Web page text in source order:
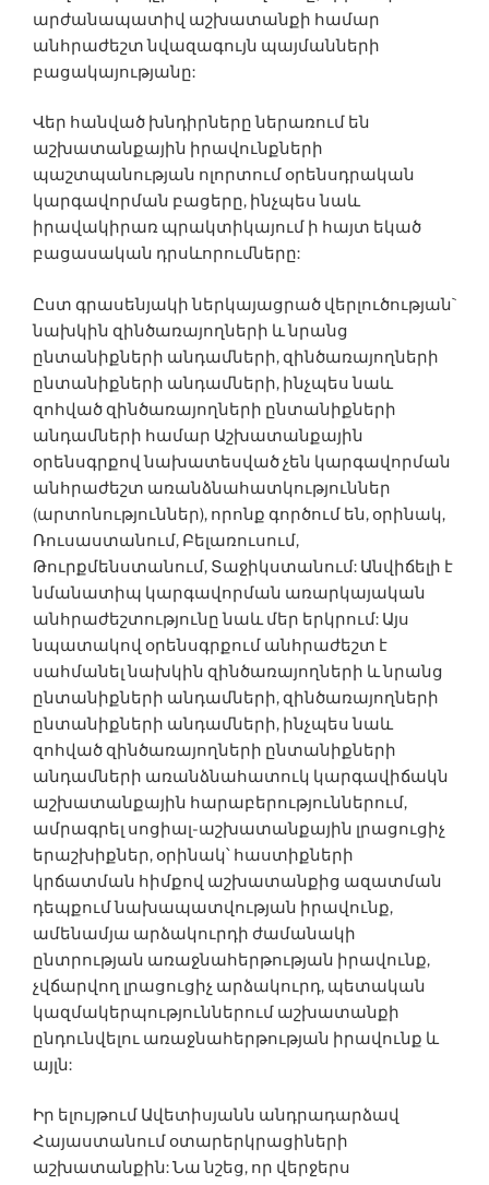
արժանապատիվ աշխատանքի համար
անհրաժեշտ նվազագույն պայմանների
բացակայությանը:
Վեր հանված խնդիրները ներառում են
աշխատանքային իրավունքների
պաշտպանության ոլորտում օրենսդրական
կարգավորման բացերը, ինչպես նաև
իրավակիրառ պրակտիկայում ի հայտ եկած
բացասական դրսևորումները:
Ըստ գրասենյակի ներկայացրած վերլուծության`
նախկին զինծառայողների և նրանց
ընտանիքների անդամ­ների, զինծառայողների
ընտանիքների անդամ­ների, ինչպես նաև
զոհված զինծառայողների ընտանիքների
անդամ­ների համար Աշխատանքային
օրենսգրքով նախատեսված չեն կարգավորման
անհրաժեշտ առանձնահատկություններ
(արտոնություններ), որոնք գործում են, օրինակ,
Ռուսաստանում, Բելառուսում,
Թուրքմենստանում, Տաջիկստանում: Անվիճելի է
նմանատիպ կարգավորման առարկայական
անհրաժեշտությունը նաև մեր երկրում: Այս
նպատակով օրենսգրքում անհրաժեշտ է
սահմանել նախկին զինծառայողների և նրանց
ընտանիքների անդամ­ների, զինծառայողների
ընտանիքների անդամ­ների, ինչպես նաև
զոհված զինծա­ռայողների ընտանիքների
անդամ­ների առանձնահատուկ կարգավիճակն
աշխատանքային հարաբերություններում,
ամրագրել սոցիալ-աշխատանքային լրացուցիչ
երաշխիքներ, օրինակ՝ հաստիքների
կրճատման հիմքով աշխատանքից ազատման
դեպքում նախապատվության իրավունք,
ամենամյա արձակուրդի ժամանակի
ընտրության առաջնահերթության իրավունք,
չվճարվող լրացուցիչ արձակուրդ, պետական
կազմակերպություններում աշխատանքի
ընդունվելու առաջնահերթության իրավունք և
այլն:
Իր ելույթում Ավետիսյանն անդրադարձավ
Հայաստանում օտարերկրացիների
աշխատանքին: Նա նշեց, որ վերջերս